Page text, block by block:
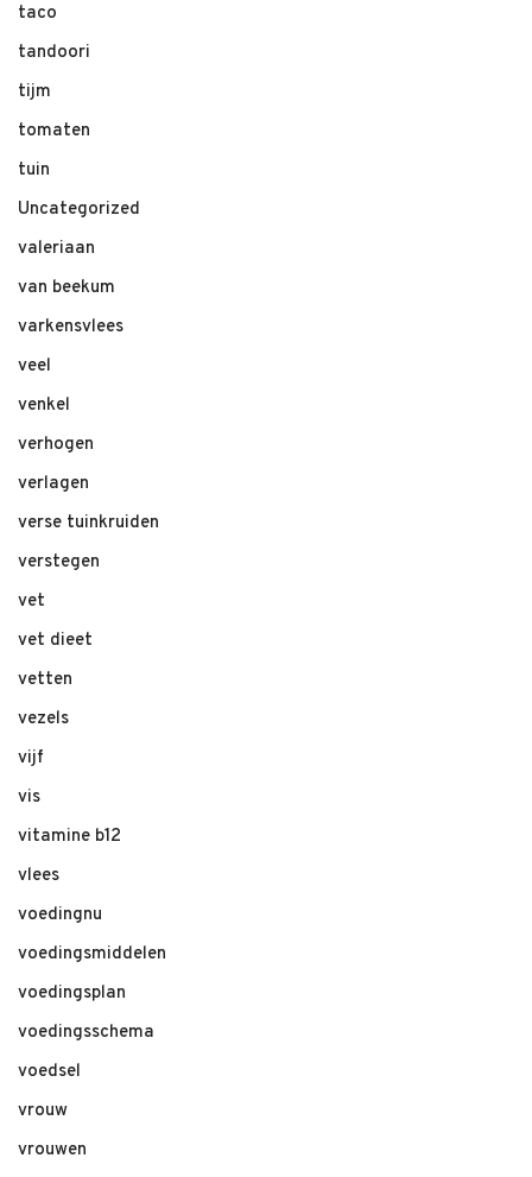
taco
tandoori
tijm
tomaten
tuin
Uncategorized
valeriaan
van beekum
varkensvlees
veel
venkel
verhogen
verlagen
verse tuinkruiden
verstegen
vet
vet dieet
vetten
vezels
vijf
vis
vitamine b12
vlees
voedingnu
voedingsmiddelen
voedingsplan
voedingsschema
voedsel
vrouw
vrouwen